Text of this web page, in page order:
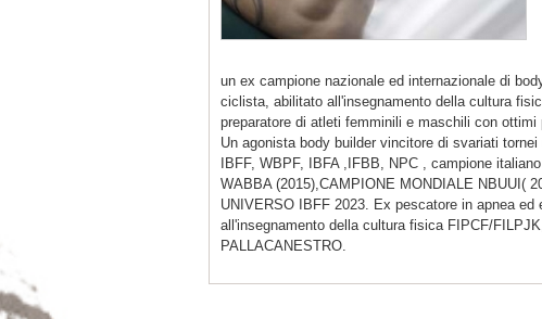
un ex campione nazionale ed internazionale di
ciclista, abilitato all'insegnamento della cultura
preparatore di atleti femminili e maschili con ottimi
Un agonista body builder vincitore di svariati
IBFF, WBPF, IBFA ,IFBB, NPC , campione
WABBA (2015),CAMPIONE MONDIALE NBUUI(
UNIVERSO IBFF 2023. Ex pescatore in apnea
all'insegnamento della cultura fisica FIPCF/
PALLACANESTRO.